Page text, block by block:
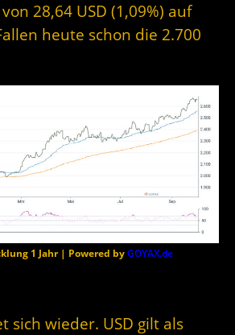
28,64 USD (1,09%) auf
heute schon die 2.700
1 Jahr | Powered byGOYAX.de
sich wieder. USD gilt als